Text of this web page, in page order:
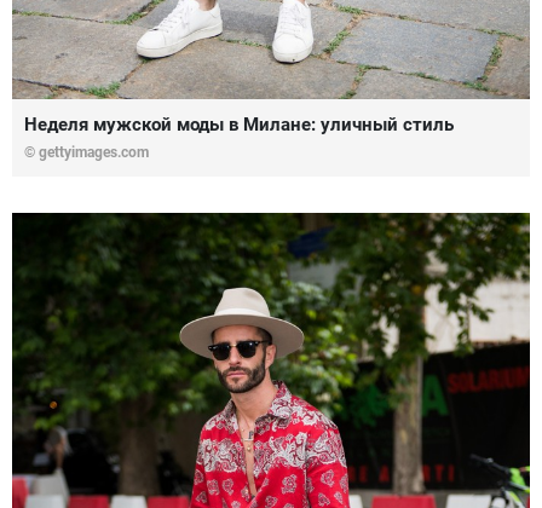
Неделя мужской моды в Милане: уличный стиль
© gettyimages.com